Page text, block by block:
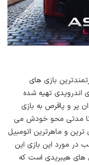
بازی های
اندرویدی تهیه شده
پر و پاقرص به بازی
تا مدتی محو خودش می‌
ترین و ماهرترین اتومبیل
در مورد این بازی این
های هیبریدی است که